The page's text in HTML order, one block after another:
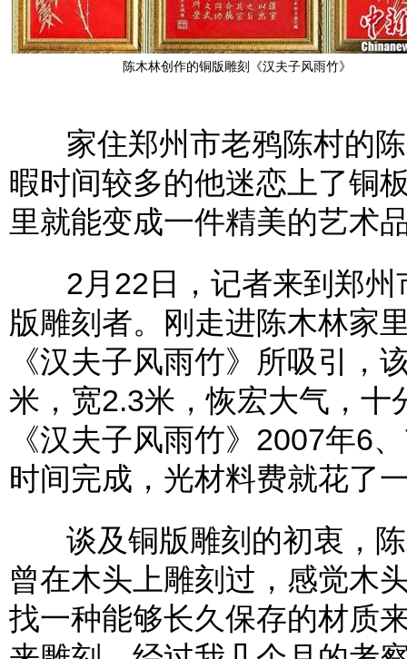
陈木林创作的铜版雕刻《汉夫子风雨竹》
家住郑州市老鸦陈村的陈
暇时间较多的他迷恋上了铜
里就能变成一件精美的艺术
2月22日，记者来到郑州
版雕刻者。刚走进陈木林家
《汉夫子风雨竹》所吸引，
米，宽2.3米，恢宏大气，
《汉夫子风雨竹》2007年6
时间完成，光材料费就花了
谈及铜版雕刻的初衷，陈
曾在木头上雕刻过，感觉木
找一种能够长久保存的材质